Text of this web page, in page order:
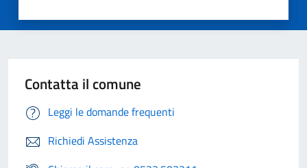
Contatta il comune
Leggi le domande frequenti
Richiedi Assistenza